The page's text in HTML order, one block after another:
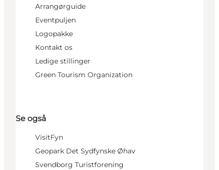
Arrangørguide
Eventpuljen
Logopakke
Kontakt os
Ledige stillinger
Green Tourism Organization
Se også
VisitFyn
Geopark Det Sydfynske Øhav
Svendborg Turistforening